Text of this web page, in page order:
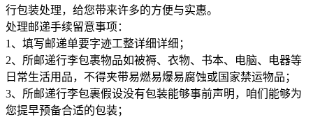
行包装处理，给您带来许多的方便与实惠。
处理邮递手续留意事项：
1、填写邮递单要字迹工整详细详细；
2、所邮递行李包裹物品如被褥、衣物、书本、电脑、电器等
日常生活用品，不得夹带易燃易爆易腐蚀或国家禁运物品；
3、所邮递行李包裹假设没有包装能够事前声明，咱们能够为
您提早预备合适的包装；